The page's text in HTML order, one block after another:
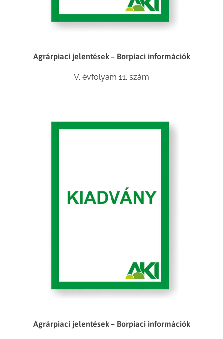
Agrárpiaci jelentések – Borpiaci információk
V. évfolyam 11. szám
Agrárpiaci jelentések – Borpiaci információk